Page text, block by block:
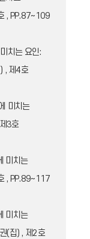
, PP.87~109
치는 요인:
, 제4호
미치는
3호
미치는
, PP.89~117
미치는
(집) , 제2호